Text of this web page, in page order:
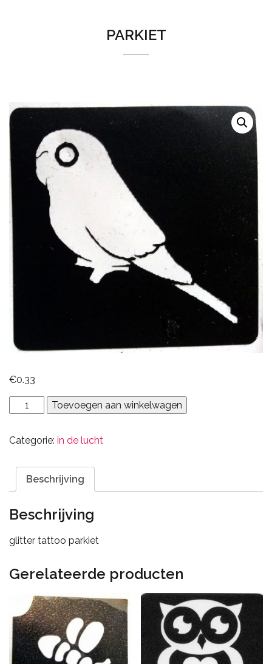
PARKIET
€0.33
parkiet
aantal
Toevoegen aan winkelwagen
Categorie: in de lucht
Beschrijving
Beschrijving
glitter tattoo parkiet
Gerelateerde producten